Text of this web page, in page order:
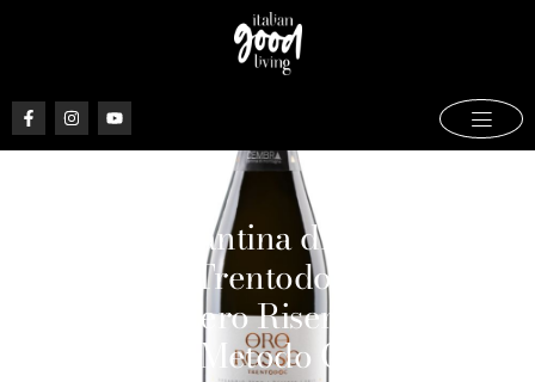
Cembra Cantina di Montagna
(Trentino), Trentodoc Oro Rosso
Dosaggio Zero Riserva 2017 Pas
Dosé – Metodo Classico